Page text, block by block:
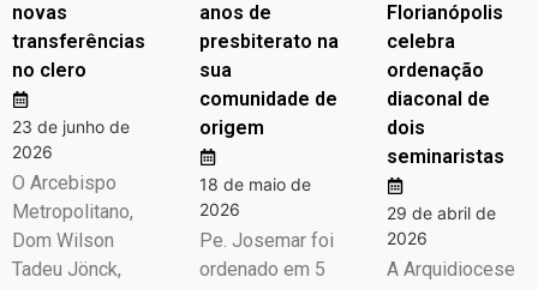
novas
transferências
no clero
23 de junho de
2026
O Arcebispo
Metropolitano,
Dom Wilson
Tadeu Jönck,
anos de
presbiterato na
sua
comunidade de
origem
18 de maio de
2026
Pe. Josemar foi
ordenado em 5
Florianópolis
celebra
ordenação
diaconal de
dois
seminaristas
29 de abril de
2026
A Arquidiocese